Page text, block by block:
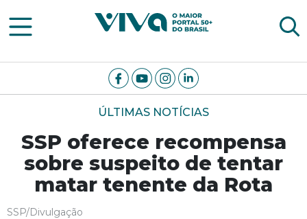
Viva Notícias
ÚLTIMAS NOTÍCIAS
SSP oferece recompensa
sobre suspeito de tentar
matar tenente da Rota
SSP/Divulgação